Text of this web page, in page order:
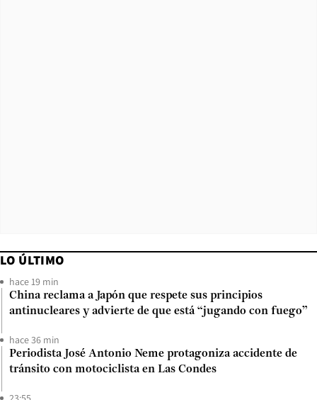
LO ÚLTIMO
hace 19 min
China reclama a Japón que respete sus principios
antinucleares y advierte de que está “jugando con fuego”
hace 36 min
Periodista José Antonio Neme protagoniza accidente de
tránsito con motociclista en Las Condes